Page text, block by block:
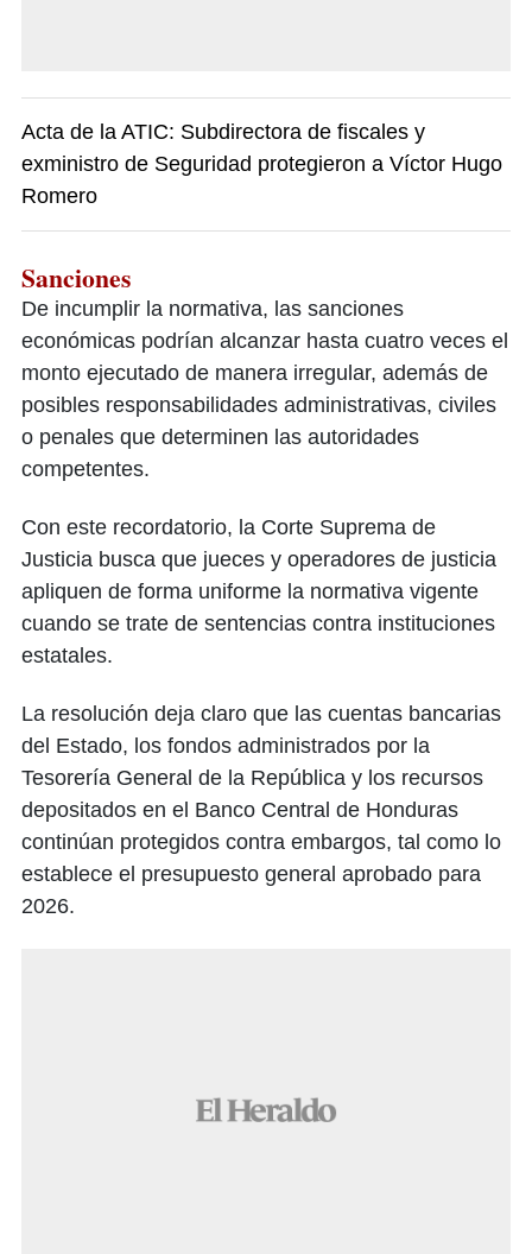
Acta de la ATIC: Subdirectora de fiscales y
exministro de Seguridad protegieron a Víctor Hugo
Romero
Sanciones
De incumplir la normativa, las sanciones
económicas podrían alcanzar hasta cuatro veces el
monto ejecutado de manera irregular, además de
posibles responsabilidades administrativas, civiles
o penales que determinen las autoridades
competentes.
Con este recordatorio, la Corte Suprema de
Justicia busca que jueces y operadores de justicia
apliquen de forma uniforme la normativa vigente
cuando se trate de sentencias contra instituciones
estatales.
La resolución deja claro que las cuentas bancarias
del Estado, los fondos administrados por la
Tesorería General de la República y los recursos
depositados en el Banco Central de Honduras
continúan protegidos contra embargos, tal como lo
establece el presupuesto general aprobado para
2026.